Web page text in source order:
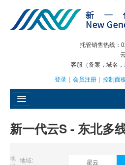
托管销售热线：
客服（备案，域名
登录 | 会员注册 | 控制面
GEO
AI客服
新一代云S - 东北多
地 地域: 星云